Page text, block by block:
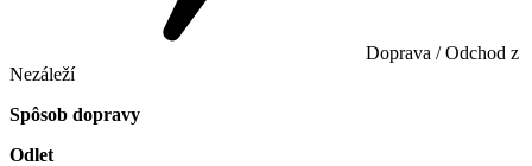
Doprava / Odchod z
Nezáleží
Spôsob dopravy
Odlet